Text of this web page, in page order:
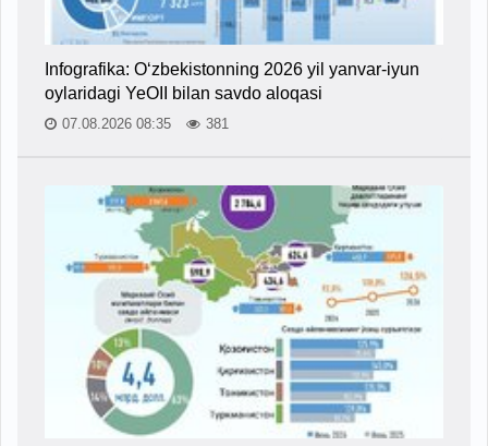
Infografika: O‘zbekistonning 2026 yil yanvar-iyun
oylaridagi YeOII bilan savdo aloqasi
07.08.2026 08:35 381